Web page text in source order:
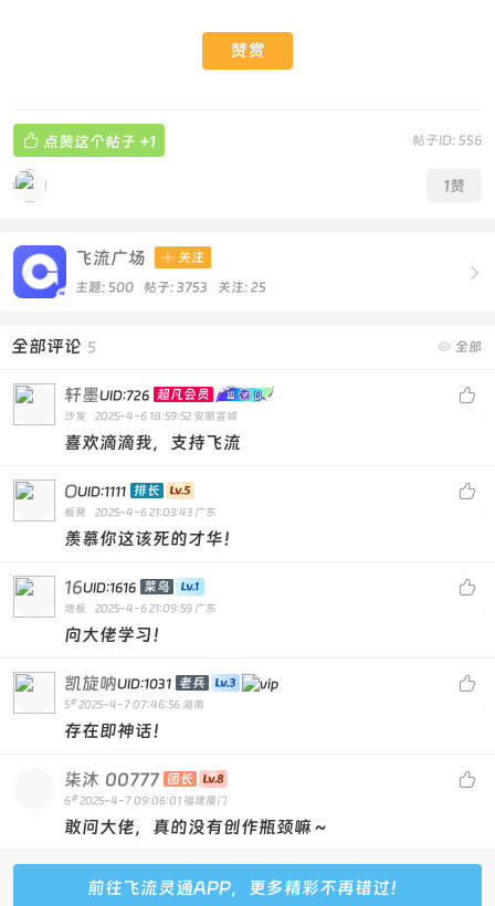
赞赏
帖子ID: 556
 点赞这个帖子 +1
1赞

飞流广场  关注
主题: 500 帖子: 3753 关注: 25
 全部
全部评论 5

轩墨UID:726 超凡会员
沙发 2025-4-6 18:59:52 安徽宣城
喜欢滴滴我，支持飞流

OUID:1111 排长
板凳 2025-4-6 21:03:43 广东
羡慕你这该死的才华！

16UID:1616 菜鸟
地板 2025-4-6 21:09:59 广东
向大佬学习！

凯旋呐UID:1031 老兵
5# 2025-4-7 07:46:56 湖南
存在即神话！

柒沐 00777 团长
6# 2025-4-7 09:06:01 福建厦门
敢问大佬，真的没有创作瓶颈嘛～
前往飞流灵通APP，更多精彩不再错过！